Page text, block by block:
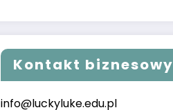
Kontakt biznesowy
info@luckyluke.edu.pl